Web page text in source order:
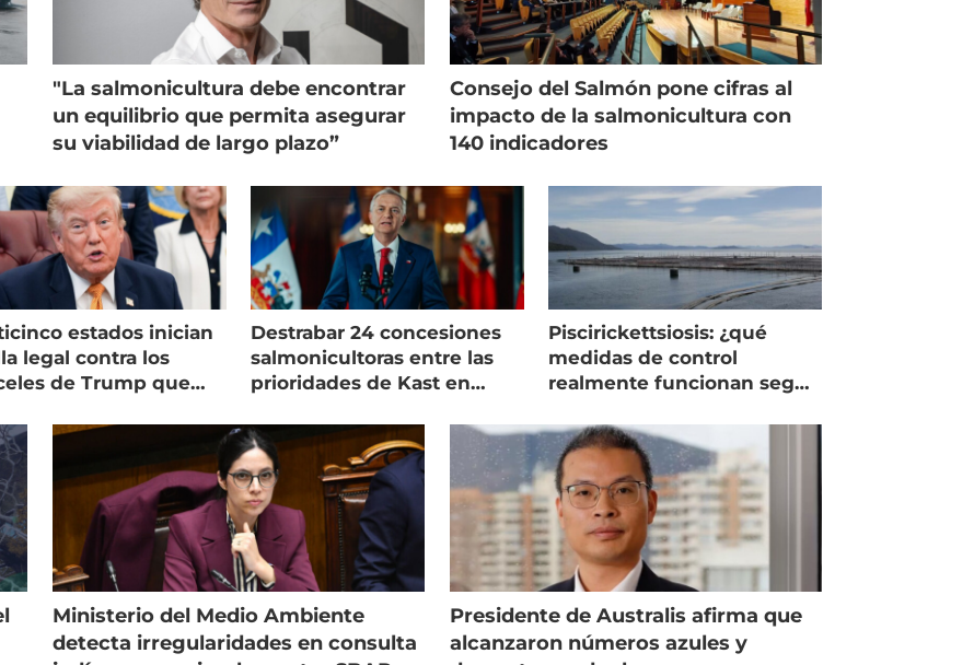
"La salmonicultura debe encontrar
un equilibrio que permita asegurar
su viabilidad de largo plazo”
Consejo del Salmón pone cifras al
impacto de la salmonicultura con
140 indicadores
estados inician
legal contra los
de Trump que
Destrabar 24 concesiones
salmonicultoras entre las
prioridades de Kast en
Piscirickettsiosis: ¿qué
medidas de control
realmente funcionan según
Ministerio del Medio Ambiente
detecta irregularidades en consulta
Presidente de Australis afirma que
alcanzaron números azules y